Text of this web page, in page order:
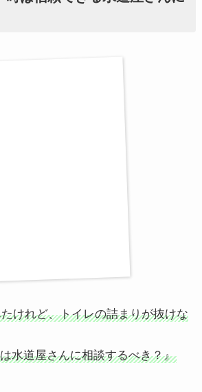
けれど、トイレの詰まりが抜けな
水道屋さんに相談するべき？』